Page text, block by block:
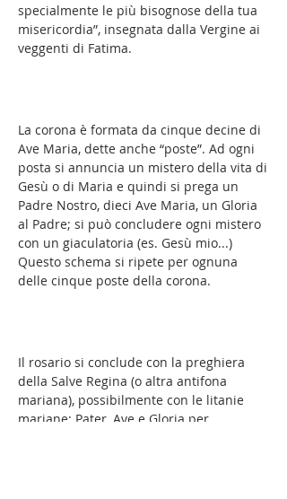
specialmente le più bisognose della tua
misericordia”, insegnata dalla Vergine ai
veggenti di Fatima.
La corona è formata da cinque decine di
Ave Maria, dette anche “poste”. Ad ogni
posta si annuncia un mistero della vita di
Gesù o di Maria e quindi si prega un
Padre Nostro, dieci Ave Maria, un Gloria
al Padre; si può concludere ogni mistero
con un giaculatoria (es. Gesù mio...)
Questo schema si ripete per ognuna
delle cinque poste della corona.
Il rosario si conclude con la preghiera
della Salve Regina (o altra antifona
mariana), possibilmente con le litanie
mariane; Pater, Ave e Gloria per